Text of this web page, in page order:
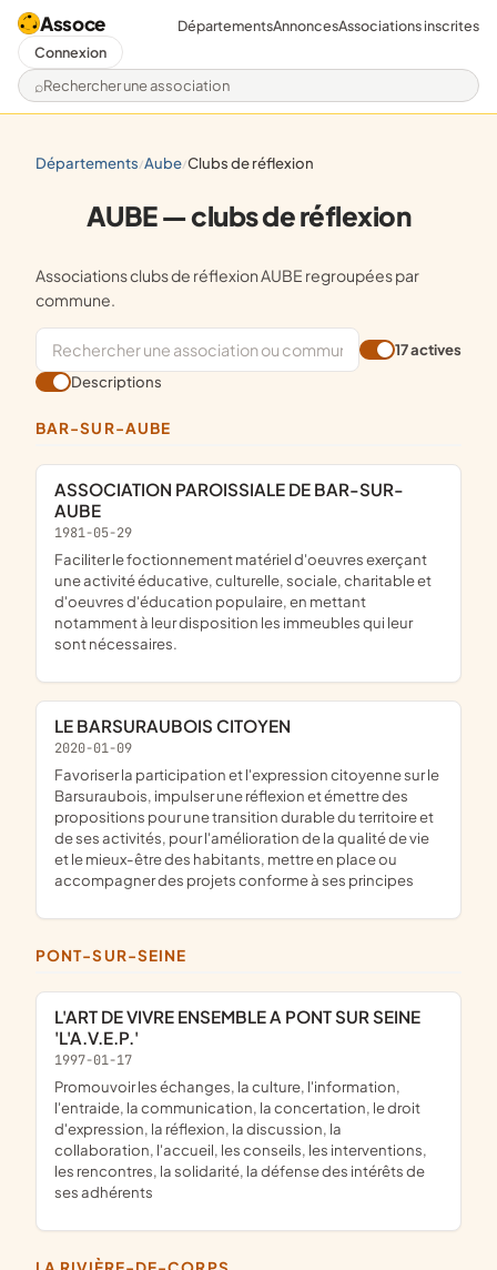
Assoce
Rechercher une association
DépartementsAnnoncesAssociations inscrites
Connexion
départements/ aube/ clubs de réflexion
AUBE — clubs de réflexion
Associations clubs de réflexion AUBE regroupées par
commune.
17 actives
Descriptions
BAR-SUR-AUBE
ASSOCIATION PAROISSIALE DE BAR-SUR-
AUBE
1981-05-29
faciliter le foctionnement matériel d'oeuvres exerçant
une activité éducative, culturelle, sociale, charitable et
d'oeuvres d'éducation populaire, en mettant
notamment à leur disposition les immeubles qui leur
sont nécessaires.
LE BARSURAUBOIS CITOYEN
2020-01-09
favoriser la participation et l'expression citoyenne sur le
Barsuraubois, impulser une réflexion et émettre des
propositions pour une transition durable du territoire et
de ses activités, pour l'amélioration de la qualité de vie
et le mieux-être des habitants, mettre en place ou
accompagner des projets conforme à ses principes
PONT-SUR-SEINE
L'ART DE VIVRE ENSEMBLE A PONT SUR SEINE
'L'A.V.E.P.'
1997-01-17
promouvoir les échanges, la culture, l'information,
l'entraide, la communication, la concertation, le droit
d'expression, la réflexion, la discussion, la
collaboration, l'accueil, les conseils, les interventions,
les rencontres, la solidarité, la défense des intérêts de
ses adhérents